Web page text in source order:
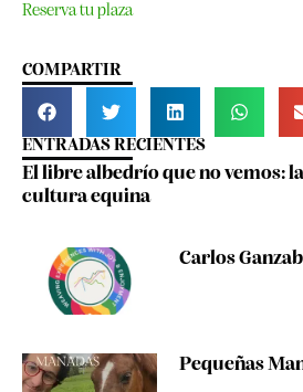
Reserva tu plaza
COMPARTIR
ENTRADAS RECIENTES
El libre albedrío que no vemos:
cultura equina
Carlos
Pequeñas